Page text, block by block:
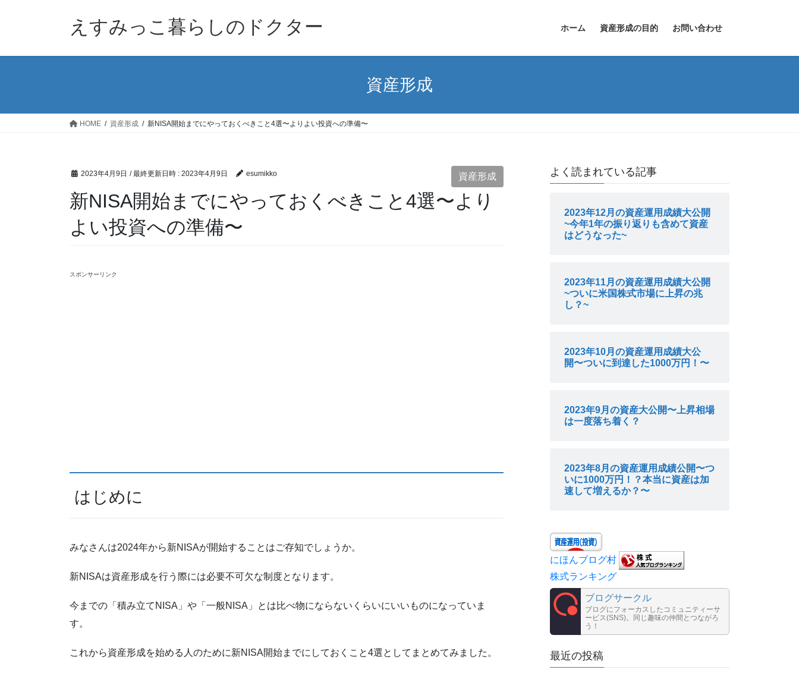
えすみっこ暮らしのドクター ホーム 資産形成の目的 お問い合わせ
資産形成
HOME 資産形成 新NISA開始までにやっておくべきこと4選〜よりよい投資への準備〜
2023年4月9日 / 最終更新日時 : 2023年4月9日 esumikko 資産形成
新NISA開始までにやっておくべきこと4選〜より
よい投資への準備〜
スポンサーリンク
はじめに
みなさんは2024年から新NISAが開始することはご存知でしょうか。
新NISAは資産形成を行う際には必要不可欠な制度となります。
今までの「積み立てNISA」や「一般NISA」とは比べ物にならないくらいにいいものになっていま
す。
これから資産形成を始める人のために新NISA開始までにしておくこと4選としてまとめてみました。
よく読まれている記事
2023年12月の資産運用成績大公開
~今年1年の振り返りも含めて資産
はどうなった~
2023年11月の資産運用成績大公開
~ついに米国株式市場に上昇の兆
し？~
2023年10月の資産運用成績大公
開〜ついに到達した1000万円！〜
2023年9月の資産大公開〜上昇相場
は一度落ち着く？
2023年8月の資産運用成績公開〜つ
いに1000万円！？本当に資産は加
速して増えるか？〜
にほんブログ村
株式ランキング
ブログサークル
ブログにフォーカスしたコミュニティーサ
ービス(SNS)。同じ趣味の仲間とつながろ
う！
最近の投稿